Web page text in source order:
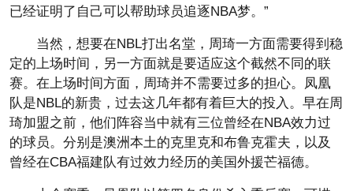
已经证明了自己可以帮助球员追逐NBA梦。”
当然，想要在NBL打出名堂，周琦一方面需要得到稳
定的上场时间，另一方面就是要适应这个截然不同的联
赛。在上场时间方面，周琦并不需要过多的担心。凤凰
队是NBL的新贵，过去这几年都有着巨大的投入。早在周
琦加盟之前，他们阵容当中就有三位曾经在NBA效力过
的球员。分别是澳洲本土的克里克和布鲁克霍夫，以及
曾经在CBA福建队有过效力经历的美国外援芒福德。